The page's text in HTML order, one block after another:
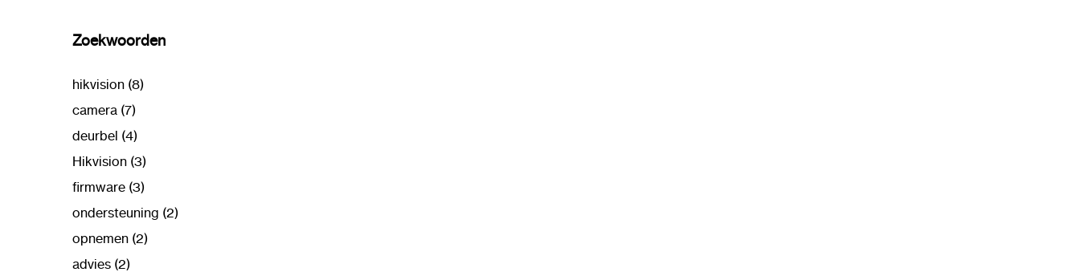
Zoekwoorden
hikvision (8)
camera (7)
deurbel (4)
Hikvision (3)
firmware (3)
ondersteuning (2)
opnemen (2)
advies (2)